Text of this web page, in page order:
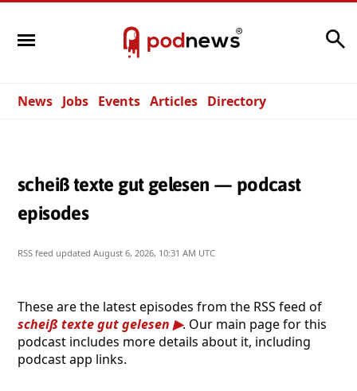
News Jobs Events Articles Directory
scheiß texte gut gelesen — podcast
episodes
RSS feed updated August 6, 2026, 10:31 AM UTC
These are the latest episodes from the RSS feed of
scheiß texte gut gelesen
. Our main page for this
podcast includes more details about it, including
podcast app links.